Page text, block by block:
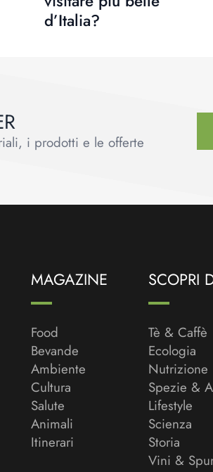
d’Italia?
i prodotti e le offerte
MAGAZINE
Food
Bevande
Ambiente
Cultura
Salute
Animali
Itinerari
SCOPRI
Tè & Caffè
Ecologia
Nutrizione
Spezie &
Lifestyle
Scienza
Storia
Vini &